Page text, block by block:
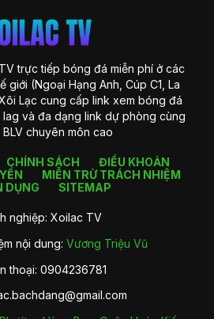
TV không chỉ là một website xem
trung tâm thông tin chuyên sâu
bóng đá tại Việt Nam.
TV
trực tiếp bóng đá miễn phí ở các
giới (Ngoại Hạng Anh, Cúp C1, La
Lạc cung cấp link xem bóng đá
và đa dạng link dự phòng cùng
chuyên môn cao
CHÍNH SÁCH
ĐIỀU KHOẢN
MIỄN TRỪ TRÁCH NHIỆM
DỤNG
SITEMAP
nghiệp: Xoilac TV
nội dung: Vương Triệu Vũ
thoại: 0904236781